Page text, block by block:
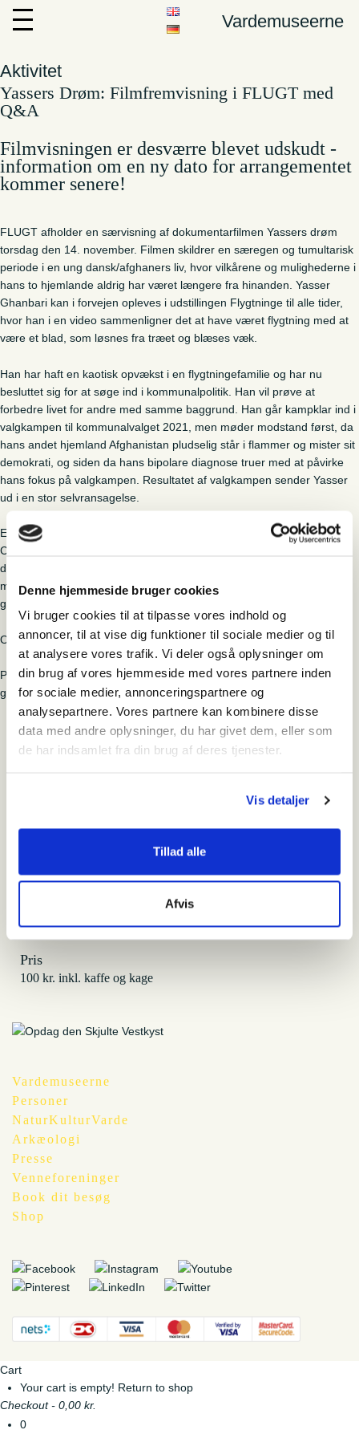
Denne hjemmeside bruger cookies
Vi bruger cookies til at tilpasse vores indhold og
annoncer, til at vise dig funktioner til sociale medier og til
at analysere vores trafik. Vi deler også oplysninger om
din brug af vores hjemmeside med vores partnere inden
for sociale medier, annonceringspartnere og
analysepartnere. Vores partnere kan kombinere disse
data med andre oplysninger, du har givet dem, eller som
de har indsamlet fra din brug af deres tjenester.
Vis detaljer
Tillad alle
Afvis
Vardemuseerne
Aktivitet
Yassers Drøm: Filmfremvisning i FLUGT med
Q&A
Filmvisningen er desværre blevet udskudt -
information om en ny dato for arrangementet
kommer senere!
FLUGT afholder en særvisning af dokumentarfilmen Yassers drøm
torsdag den 14. november. Filmen skildrer en særegen og tumultarisk
periode i en ung dansk/afghaners liv, hvor vilkårene og mulighederne i
hans to hjemlande aldrig har været længere fra hinanden. Yasser
Ghanbari kan i forvejen opleves i udstillingen Flygtninge til alle tider,
hvor han i en video sammenligner det at have været flygtning med at
være et blad, som løsnes fra træet og blæses væk.
Han har haft en kaotisk opvækst i en flygtningefamilie og har nu
besluttet sig for at søge ind i kommunalpolitik. Han vil prøve at
forbedre livet for andre med samme baggrund. Han går kampklar ind i
valgkampen til kommunalvalget 2021, men møder modstand først, da
hans andet hjemland Afghanistan pludselig står i flammer og mister sit
demokrati, og siden da hans bipolare diagnose truer med at påvirke
hans fokus på valgkampen. Resultatet af valgkampen sender Yasser
ud i en stor selvransagelse.
Efter filmen vil Yasser Ghanbari og filmens instruktør, Cecilie Sylvest
Carlsen, fortælle om processen med at lave filmen, herunder hvordan
det har været for Yasser at dele sin livshistorie så sårbart, og hvilke
muligheder han ser for andre med minoritetsbaggrund, der ønsker at
gå i hans fodspor og ind i den offentlige debat eller politik.
Og der vil naturligvis være mulighed for at stille spørgsmål undervejs!
Pris for deltagelse 100 kr. inkl. kaffe og kage fra museets café. Der
gives 20 % rabat ved køb af billet til museet samme dag.
FLUGT
torsdag den 14. november 2024 - 14:00-16:00
Præstegårdsvej 21
Kørselsvejledning
Pris
100 kr. inkl. kaffe og kage
Vardemuseerne
Personer
NaturKulturVarde
Arkæologi
Presse
Venneforeninger
Book dit besøg
Shop
Cart
Your cart is empty! Return to shop
Checkout - 0,00 kr.
0